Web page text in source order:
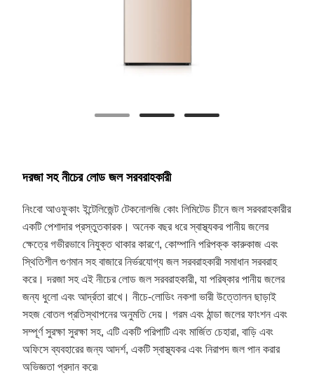
দরজা সহ নীচের লোড জল সরবরাহকারী
নিংবো আওফুকাং ইন্টেলিজেন্ট টেকনোলজি কোং লিমিটেড চীনে জল সরবরাহকারীর
একটি পেশাদার প্রস্তুতকারক। অনেক বছর ধরে স্বাস্থ্যকর পানীয় জলের
ক্ষেত্রে গভীরভাবে নিযুক্ত থাকার কারণে, কোম্পানি পরিপক্ক কারুকাজ এবং
স্থিতিশীল গুণমান সহ বাজারে নির্ভরযোগ্য জল সরবরাহকারী সমাধান সরবরাহ
করে। দরজা সহ এই নীচের লোড জল সরবরাহকারী, যা পরিষ্কার পানীয় জলের
জন্য ধুলো এবং আর্দ্রতা রাখে। নীচে-লোডিং নকশা ভারী উত্তোলন ছাড়াই
সহজ বোতল প্রতিস্থাপনের অনুমতি দেয়। গরম এবং ঠান্ডা জলের ফাংশন এবং
সম্পূর্ণ সুরক্ষা সুরক্ষা সহ, এটি একটি পরিপাটি এবং মার্জিত চেহারা, বাড়ি এবং
অফিসে ব্যবহারের জন্য আদর্শ, একটি স্বাস্থ্যকর এবং নিরাপদ জল পান করার
অভিজ্ঞতা প্রদান করে৷